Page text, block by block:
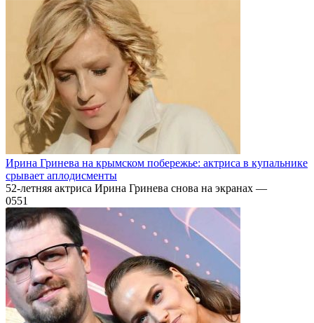
Ирина Гринева на крымском побережье: актриса в купальнике
срывает аплодисменты
52-летняя актриса Ирина Гринева снова на экранах —
0551